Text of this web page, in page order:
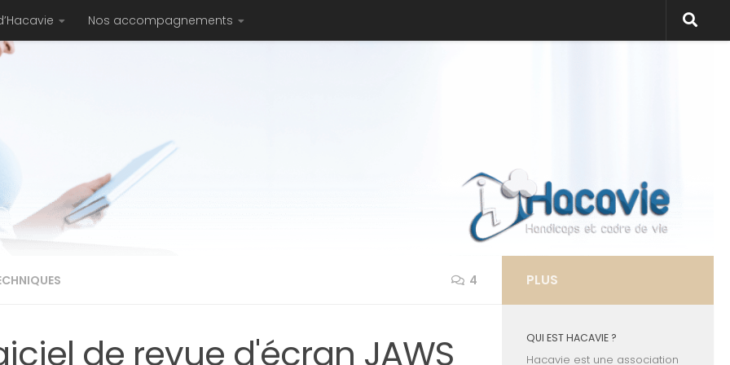
Nos accompagnements
4
de revue d'écran JAWS
PLUS
QUI EST HACAVIE ?
Hacavie est une association